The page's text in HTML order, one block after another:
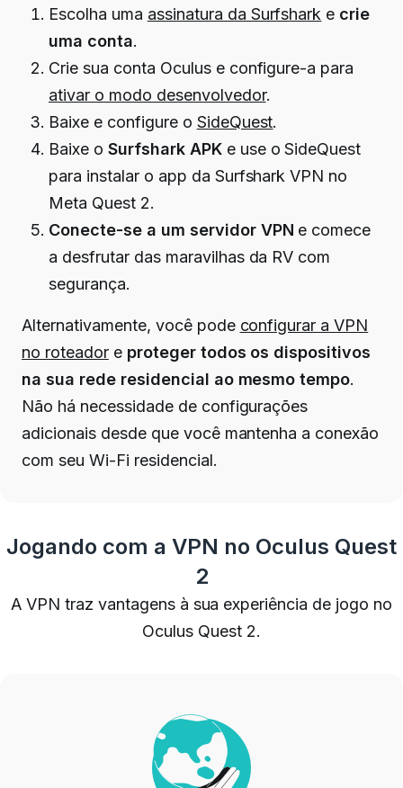
Escolha uma assinatura da Surfshark e crie
uma conta.
Crie sua conta Oculus e configure-a para
ativar o modo desenvolvedor.
Baixe e configure o SideQuest.
Baixe o Surfshark APKe use o SideQuest
para instalar o app da Surfshark VPN no
Meta Quest 2.
Conecte-se a um servidor VPN e comece
a desfrutar das maravilhas da RV com
segurança.
Alternativamente, você pode configurar a VPN
no roteadore proteger todos os dispositivos
na sua rede residencial ao mesmo tempo.
Não há necessidade de configurações
adicionais desde que você mantenha a conexão
com seu Wi-Fi residencial.
Jogando com a VPN no Oculus Quest
2
A VPN traz vantagens à sua experiência de jogo no
Oculus Quest 2.